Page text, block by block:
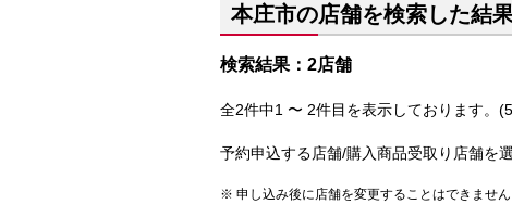
本庄市の店舗を検索した結
検索結果：2店舗
全2件中1 〜 2件目を表示しております。
予約申込する店舗/購入商品受取り店舗を
申し込み後に店舗を変更することはできません